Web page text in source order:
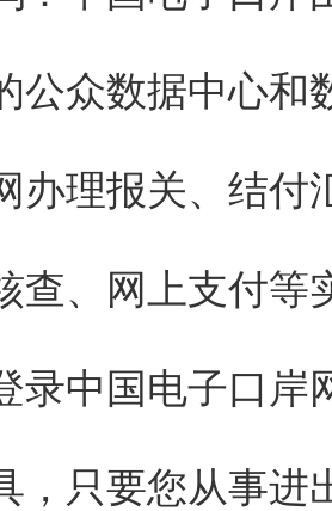
公众数据中心和
办理报关、结付
查、网上支付等
录中国电子口岸
，只要您从事进